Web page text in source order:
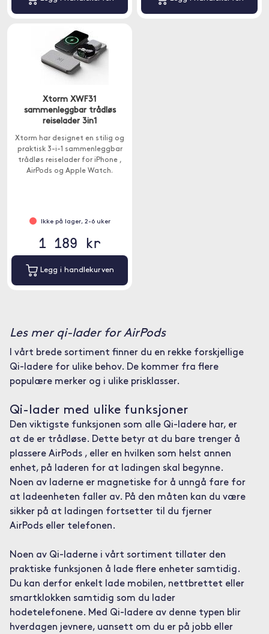
Xtorm XWF31
sammenleggbar trådløs
reiselader 3in1
Xtorm har designet en stilig og
praktisk 3-i-1 sammenleggbar
trådløs reiselader for iPhone ,
AirPods og Apple Watch.
Ikke på lager, 2-6 uker
1 189 kr
Legg i handlekurven
Les mer qi-lader for AirPods
I vårt brede sortiment finner du en rekke forskjellige
Qi-ladere for ulike behov. De kommer fra flere
populære merker og i ulike prisklasser.
Qi-lader med ulike funksjoner
Den viktigste funksjonen som alle Qi-ladere har, er
at de er trådløse. Dette betyr at du bare trenger å
plassere AirPods , eller en hvilken som helst annen
enhet, på laderen for at ladingen skal begynne.
Noen av laderne er magnetiske for å unngå fare for
at ladeenheten faller av. På den måten kan du være
sikker på at ladingen fortsetter til du fjerner
AirPods eller telefonen.
Noen av Qi-laderne i vårt sortiment tillater den
praktiske funksjonen å lade flere enheter samtidig.
Du kan derfor enkelt lade mobilen, nettbrettet eller
smartklokken samtidig som du lader
hodetelefonene. Med Qi-ladere av denne typen blir
hverdagen jevnere, uansett om du er på jobb eller